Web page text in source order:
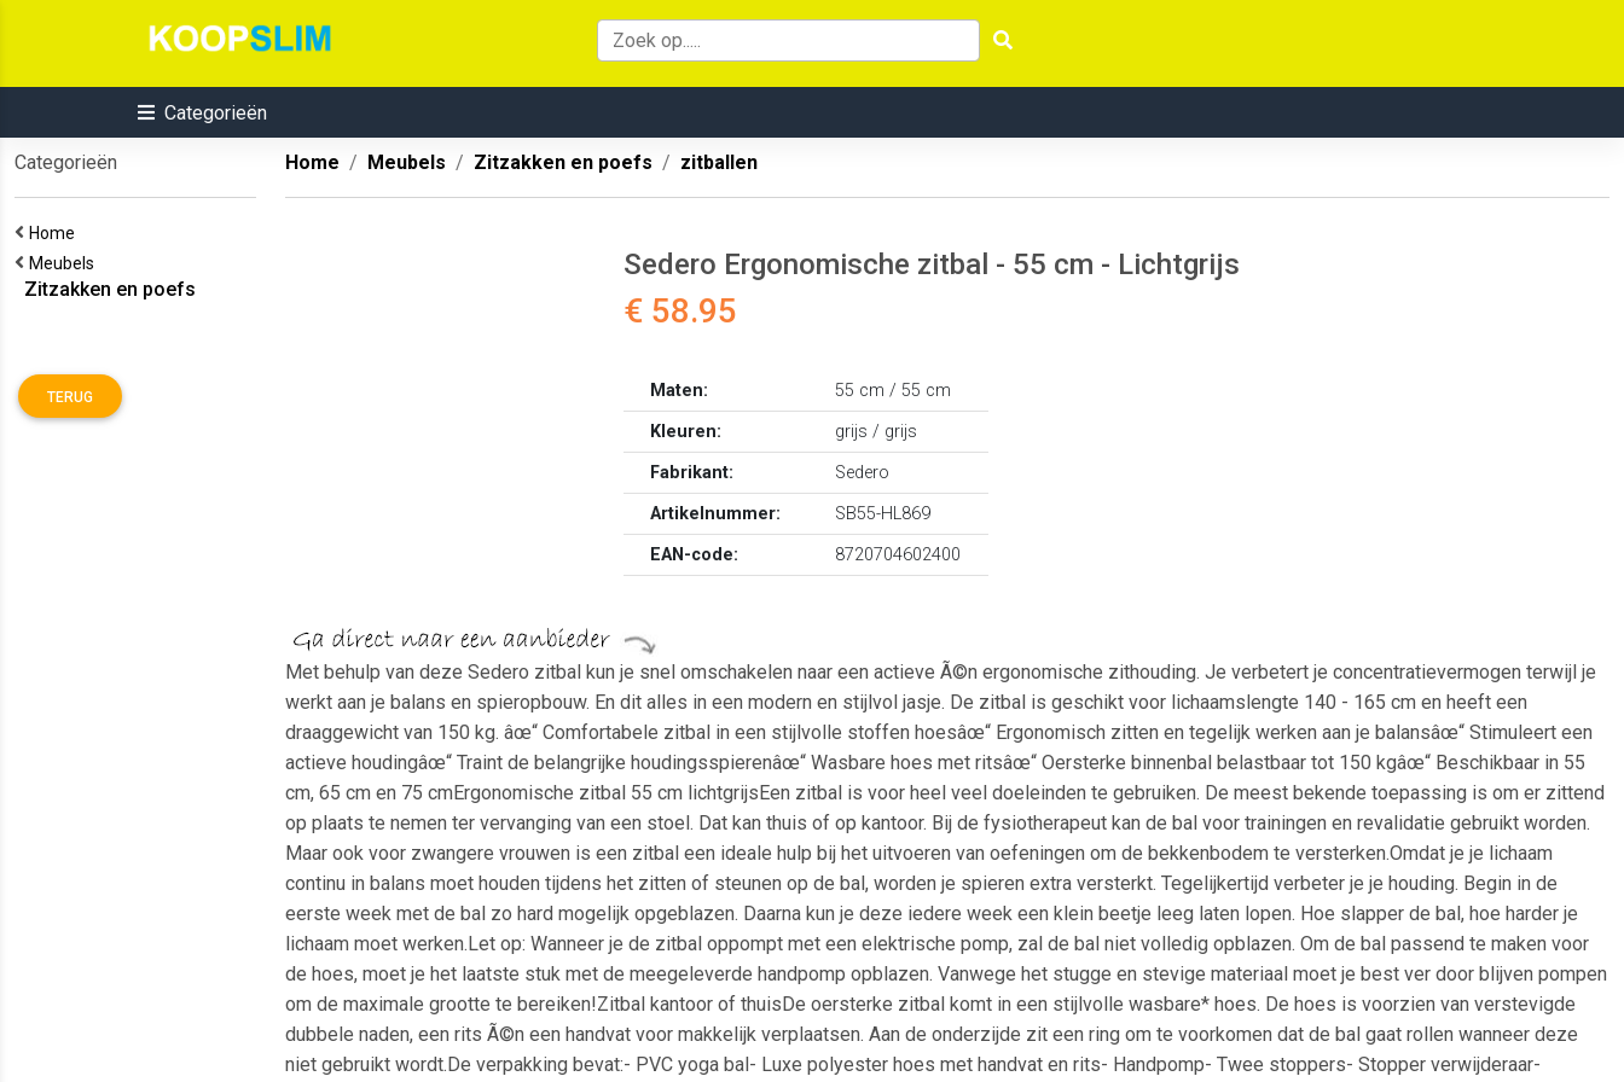
Categorieën
Categorieën
Home
Meubels
Zitzakken en poefs
TERUG
Home Meubels Zitzakken en poefs zitballen
Sedero Ergonomische zitbal - 55 cm - Lichtgrijs
€ 58.95
Maten:
55 cm / 55 cm
Kleuren:
grijs / grijs
Fabrikant:
Sedero
Artikelnummer:
SB55-HL869
EAN-code:
8720704602400
Met behulp van deze Sedero zitbal kun je snel omschakelen naar een actieve Ã©n ergonomische zithouding. Je verbetert je concentratievermogen terwijl je
werkt aan je balans en spieropbouw. En dit alles in een modern en stijlvol jasje. De zitbal is geschikt voor lichaamslengte 140 - 165 cm en heeft een
draaggewicht van 150 kg. âœ“ Comfortabele zitbal in een stijlvolle stoffen hoesâœ“ Ergonomisch zitten en tegelijk werken aan je balansâœ“ Stimuleert een
actieve houdingâœ“ Traint de belangrijke houdingsspierenâœ“ Wasbare hoes met ritsâœ“ Oersterke binnenbal belastbaar tot 150 kgâœ“ Beschikbaar in 55
cm, 65 cm en 75 cmErgonomische zitbal 55 cm lichtgrijsEen zitbal is voor heel veel doeleinden te gebruiken. De meest bekende toepassing is om er zittend
op plaats te nemen ter vervanging van een stoel. Dat kan thuis of op kantoor. Bij de fysiotherapeut kan de bal voor trainingen en revalidatie gebruikt worden.
Maar ook voor zwangere vrouwen is een zitbal een ideale hulp bij het uitvoeren van oefeningen om de bekkenbodem te versterken.Omdat je je lichaam
continu in balans moet houden tijdens het zitten of steunen op de bal, worden je spieren extra versterkt. Tegelijkertijd verbeter je je houding. Begin in de
eerste week met de bal zo hard mogelijk opgeblazen. Daarna kun je deze iedere week een klein beetje leeg laten lopen. Hoe slapper de bal, hoe harder je
lichaam moet werken.Let op: Wanneer je de zitbal oppompt met een elektrische pomp, zal de bal niet volledig opblazen. Om de bal passend te maken voor
de hoes, moet je het laatste stuk met de meegeleverde handpomp opblazen. Vanwege het stugge en stevige materiaal moet je best ver door blijven pompen
om de maximale grootte te bereiken!Zitbal kantoor of thuisDe oersterke zitbal komt in een stijlvolle wasbare* hoes. De hoes is voorzien van verstevigde
dubbele naden, een rits Ã©n een handvat voor makkelijk verplaatsen. Aan de onderzijde zit een ring om te voorkomen dat de bal gaat rollen wanneer deze
niet gebruikt wordt.De verpakking bevat:- PVC yoga bal- Luxe polyester hoes met handvat en rits- Handpomp- Twee stoppers- Stopper verwijderaar-